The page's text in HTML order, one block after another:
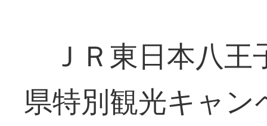
ＪＲ東日本八王
県特別観光キャ